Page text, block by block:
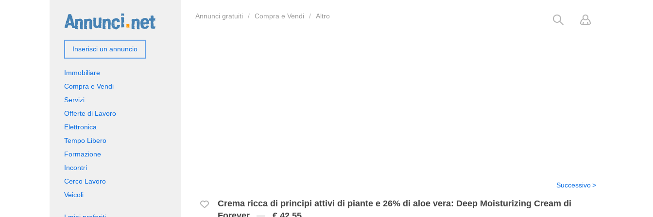
Annunci gratuiti Compra e Vendi Altro
Crema ricca di principi attivi di piante e 26% di aloe vera: Deep Moisturizing Cream di
Successivo
Inserisci un annuncio
Immobiliare
Compra e Vendi
Servizi
Offerte di Lavoro
Elettronica
Tempo Libero
Formazione
Incontri
Cerco Lavoro
Veicoli